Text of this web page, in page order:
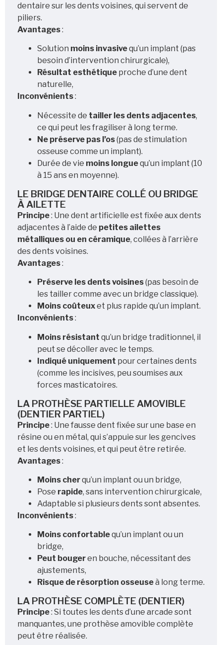
dentaire sur les dents voisines, qui servent de
piliers.
Avantages:
Solution moins invasivequ’un implant (pas
besoin d’intervention chirurgicale),
Résultat esthétique proche d’une dent
naturelle,
Inconvénients:
Nécessite de tailler les dents adjacentes,
ce qui peut les fragiliser à long terme.
Ne préserve pas l’os(pas de stimulation
osseuse comme un implant).
Durée de vie moins longuequ’un implant (10
à 15 ans en moyenne).
LE BRIDGE DENTAIRE COLLÉ OU BRIDGE
À AILETTE
Principe: Une dent artificielle est fixée aux dents
adjacentes à l’aide de petites ailettes
métalliques ou en céramique, collées à l’arrière
des dents voisines.
Avantages:
Préserve les dents voisines(pas besoin de
les tailler comme avec un bridge classique).
Moins coûteuxet plus rapide qu’un implant.
Inconvénients:
Moins résistant qu’un bridge traditionnel, il
peut se décoller avec le temps.
Indiqué uniquement pour certaines dents
(comme les incisives, peu soumises aux
forces masticatoires.
LA PROTHÈSE PARTIELLE AMOVIBLE
(DENTIER PARTIEL)
Principe: Une fausse dent fixée sur une base en
résine ou en métal, qui s’appuie sur les gencives
et les dents voisines, et qui peut être retirée.
Avantages:
Moins cherqu’un implant ou un bridge,
Pose rapide, sans intervention chirurgicale,
Adaptable si plusieurs dents sont absentes.
Inconvénients:
Moins confortablequ’un implant ou un
bridge,
Peut bougeren bouche, nécessitant des
ajustements,
Risque de résorption osseuseà long terme.
LA PROTHÈSE COMPLÈTE (DENTIER)
Principe: Si toutes les dents d’une arcade sont
manquantes, une prothèse amovible complète
peut être réalisée.